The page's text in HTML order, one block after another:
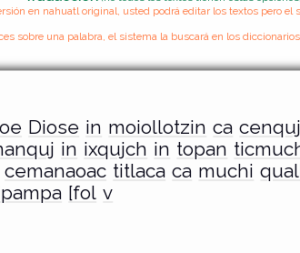
en nahuatl original, usted podrá editar los textos pero
sobre una palabra, el sistema la buscará en los
Diose in moiollotzin ca
in ixqujch in topan
cemanaoac titlaca ca muchi
[fol v